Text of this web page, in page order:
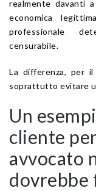
realmente davanti a
economica
professionale
censurabile.
La differenza, per
soprattutto evitare
Un
cliente
avvocato
dovrebbe